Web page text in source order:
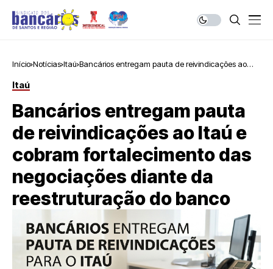
Início Notícias Itaú Bancários entregam pauta de reivindicações ao
Itaú
Bancários entregam pauta
de reivindicações ao Itaú e
cobram fortalecimento das
negociações diante da
reestruturação do banco